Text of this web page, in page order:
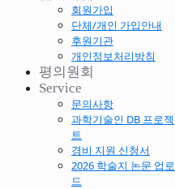
회원가입
단체/개인 가입안내
후원기관
개인정보처리방침
평의원회
Service
문의사항
과학기술인 DB 프로젝
트
경비 지원 신청서
2026 학술지 논문 업로
드